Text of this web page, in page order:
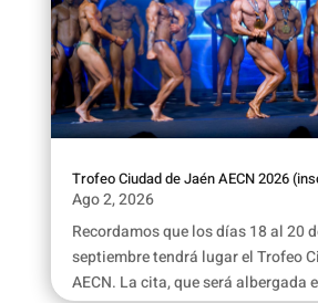
Trofeo Ciudad de Jaén AECN 2026
Ago 2, 2026
Recordamos que los días 18 al 20
septiembre tendrá lugar el Trofeo
AECN. La cita, que será albergada